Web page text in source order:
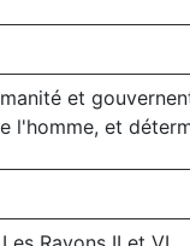
et
l'homme, et